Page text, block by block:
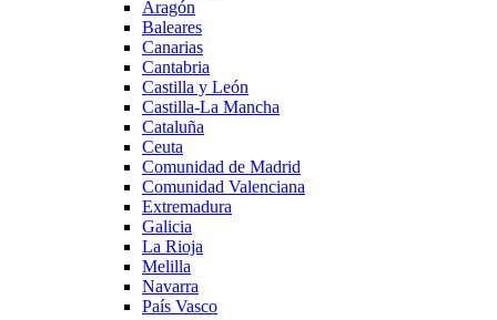
Aragón
Baleares
Canarias
Cantabria
Castilla y León
Castilla-La Mancha
Cataluña
Ceuta
Comunidad de Madrid
Comunidad Valenciana
Extremadura
Galicia
La Rioja
Melilla
Navarra
País Vasco